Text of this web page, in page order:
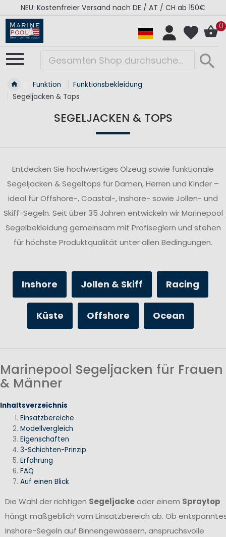
RÉGATES ROYALES Kollektion - Super Sale
0
Funktion
Funktionsbekleidung
Segeljacken & Tops
SEGELJACKEN & TOPS
Entdecken Sie hochwertiges Ölzeug sowie funktionale
Segeljacken & Segeltops für Damen, Herren und Kinder –
ideal für Offshore-, Coastal-, Inshore- sowie Jollen- und
Skiff-Segeln. Seit über 35 Jahren entwickeln wir Marinepool
Segelbekleidung gemeinsam mit Profiseglern und stehen
für höchste Produktqualität unter allen Bedingungen.
Inshore Jollen & Skiff Racing
Küste Offshore Ocean
Marinepool Segeljacken für Frauen
& Männer
Inhaltsverzeichnis
Einsatzbereiche
Modellvergleich
Eigenschaften
3-Schichten-Prinzip
Erfahrung
FAQ
Auf einen Blick
Die Wahl der richtigen Segeljackeoder einem Spraytop
hängt maßgeblich vom Einsatzbereich ab. Ob
Inshore-Segeln auf Binnengewässern, anspruchsvolle